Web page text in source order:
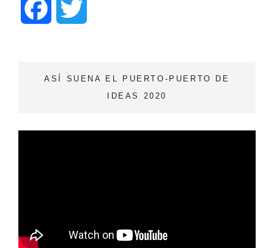
b t
ASÍ SUENA EL PUERTO-PUERTO DE
IDEAS 2020